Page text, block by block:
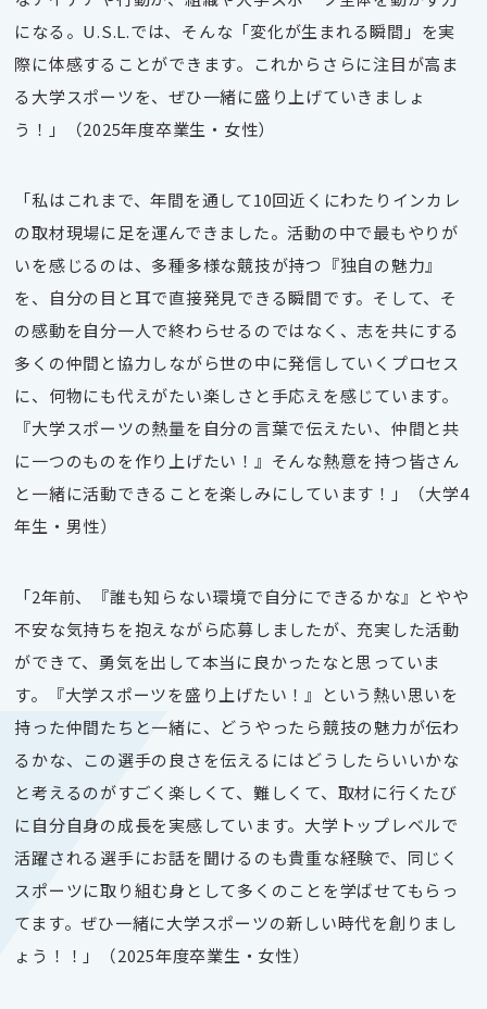
になる。U.S.L.では、そんな「変化が生まれる瞬間」を実
際に体感することができます。これからさらに注目が高ま
る大学スポーツを、ぜひ一緒に盛り上げていきましょ
う！」（2025年度卒業生・女性）
「私はこれまで、年間を通して10回近くにわたりインカレ
の取材現場に足を運んできました。活動の中で最もやりが
いを感じるのは、多種多様な競技が持つ『独自の魅力』
を、自分の目と耳で直接発見できる瞬間です。そして、そ
の感動を自分一人で終わらせるのではなく、志を共にする
多くの仲間と協力しながら世の中に発信していくプロセス
に、何物にも代えがたい楽しさと手応えを感じています。
『大学スポーツの熱量を自分の言葉で伝えたい、仲間と共
に一つのものを作り上げたい！』そんな熱意を持つ皆さん
と一緒に活動できることを楽しみにしています！」（大学4
年生・男性）
「2年前、『誰も知らない環境で自分にできるかな』とやや
不安な気持ちを抱えながら応募しましたが、充実した活動
ができて、勇気を出して本当に良かったなと思っていま
す。『大学スポーツを盛り上げたい！』という熱い思いを
持った仲間たちと一緒に、どうやったら競技の魅力が伝わ
るかな、この選手の良さを伝えるにはどうしたらいいかな
と考えるのがすごく楽しくて、難しくて、取材に行くたび
に自分自身の成長を実感しています。大学トップレベルで
活躍される選手にお話を聞けるのも貴重な経験で、同じく
スポーツに取り組む身として多くのことを学ばせてもらっ
てます。ぜひ一緒に大学スポーツの新しい時代を創りまし
ょう！！」（2025年度卒業生・女性）